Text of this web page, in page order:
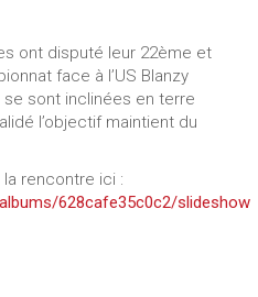
ont disputé leur 22ème et
face à l’US Blanzy
sont inclinées en terre
l’objectif maintient du
rencontre ici :
628cafe35c0c2/slideshow